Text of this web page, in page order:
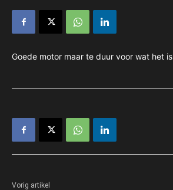
Goede motor maar te duur voor wat het is
Vorig artikel